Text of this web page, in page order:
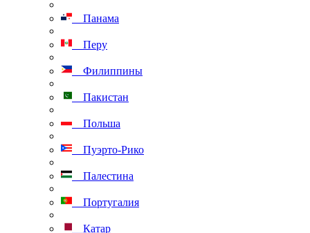
Панама
Перу
Филиппины
Пакистан
Польша
Пуэрто-Рико
Палестина
Португалия
Катар